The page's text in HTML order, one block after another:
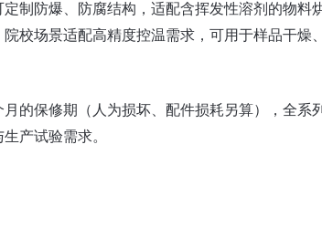
定制防爆、防腐结构，适配含挥发性溶剂的物料
院校场景适配高精度控温需求，可用于样品干燥
月的保修期（人为损坏、配件损耗另算），全系
产试验需求。